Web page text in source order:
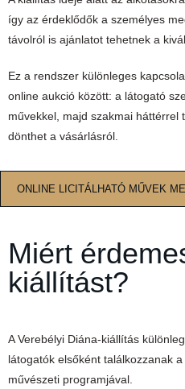
így az érdeklődők a személyes
távolról is ajánlatot tehetnek a
Ez a rendszer különleges
online aukció között: a látogató
művekkel, majd szakmai háttérrel
dönthet a vásárlásról.
ONLINE LICITÁLHATÓ MŰVEK
Miért
kiállítást?
A Verebélyi Diána-kiállítás
látogatók elsőként találkozzanak
művészeti programjával.